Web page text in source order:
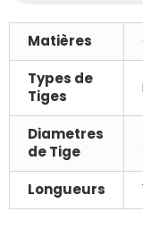
Matières
Types de
Tiges
Diametres
de Tige
Longueurs